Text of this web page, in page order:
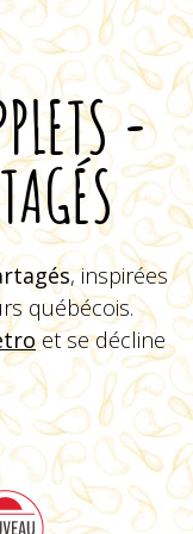
-
, inspirées
québécois.
et se décline